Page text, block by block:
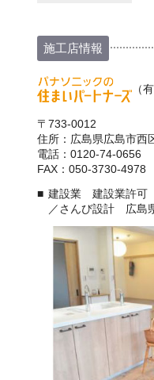
施工店情報
（
〒733-0012
住所：広島県広島市西
電話：0120-74-0656
FAX：050-3730-4978
建設業 建設業許可
／さんび設計 広島